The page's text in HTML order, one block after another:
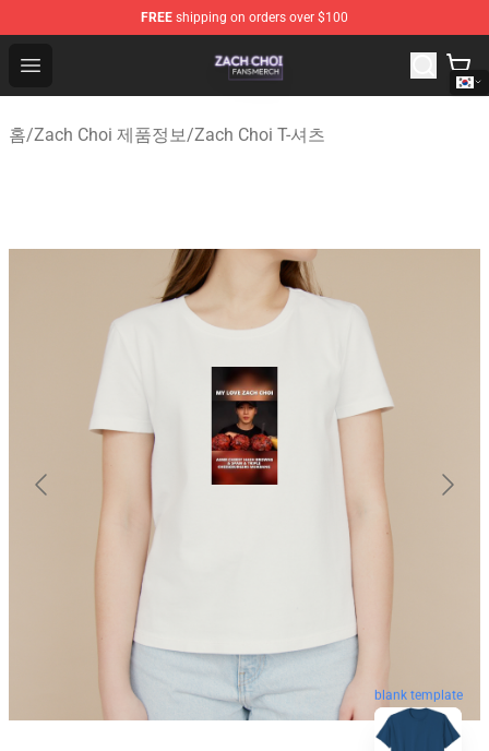
FREE shipping on orders over $100
Open menu
Zach Choi Shop - Official Zach Choi Merchandise Store
홈/Zach Choi 제품정보/Zach Choi T-셔츠
blank template